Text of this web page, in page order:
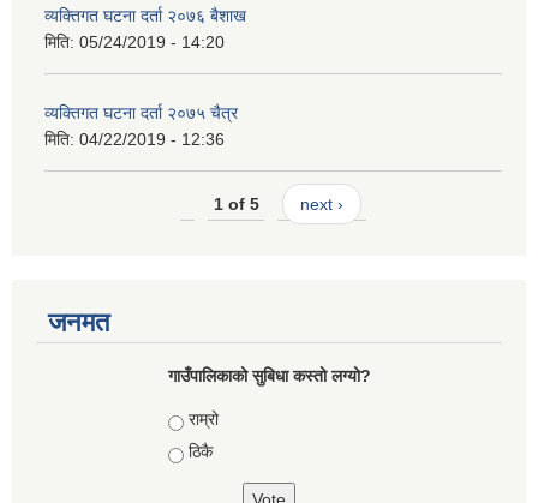
व्यक्तिगत घटना दर्ता २०७६ बैशाख
मिति: 05/24/2019 - 14:20
व्यक्तिगत घटना दर्ता २०७५ चैत्र
मिति: 04/22/2019 - 12:36
1 of 5 next ›
जनमत
गाउँपालिकाको सुबिधा कस्तो लग्यो?
Choices
राम्रो
ठिकै